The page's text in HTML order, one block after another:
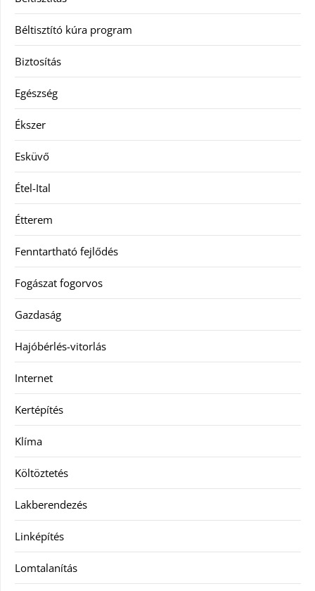
Béltisztító kúra program
Biztosítás
Egészség
Ékszer
Esküvő
Étel-Ital
Étterem
Fenntartható fejlődés
Fogászat fogorvos
Gazdaság
Hajóbérlés-vitorlás
Internet
Kertépítés
Klíma
Költöztetés
Lakberendezés
Linképítés
Lomtalanítás